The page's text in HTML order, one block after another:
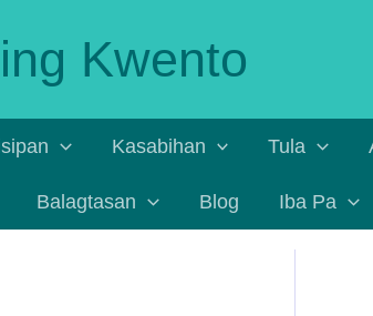
Kwento
Kasabihan Tula
Balagtasan Blog Iba Pa